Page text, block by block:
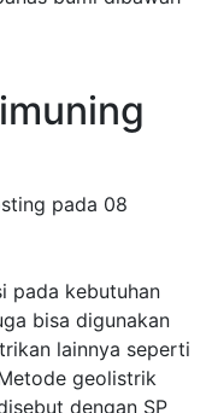
pada 08
pada kebutuhan
bisa digunakan
lainnya seperti
geolistrik
dengan SP